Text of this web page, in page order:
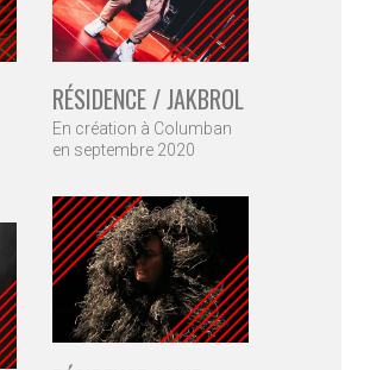
RÉSIDENCE / JAKBROL
En création à Columban
en septembre 2020